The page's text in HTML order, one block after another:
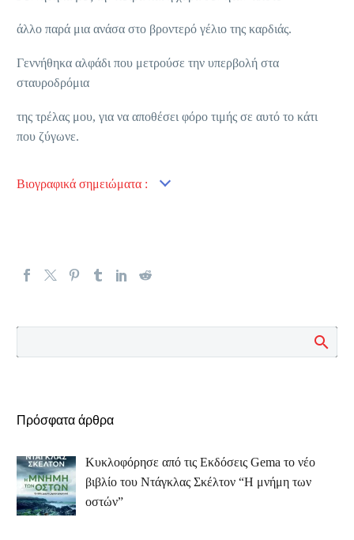
άλλο παρά μια ανάσα στο βροντερό γέλιο της καρδιάς.
Γεννήθηκα αλφάδι που μετρούσε την υπερβολή στα
σταυροδρόμια
της τρέλας μου, για να αποθέσει φόρο τιμής σε αυτό το κάτι
που ζύγωνε.
Βιογραφικά σημειώματα :
Πρόσφατα άρθρα
Κυκλοφόρησε από τις Εκδόσεις Gema το νέο
βιβλίο του Ντάγκλας Σκέλτον “Η μνήμη των
οστών”